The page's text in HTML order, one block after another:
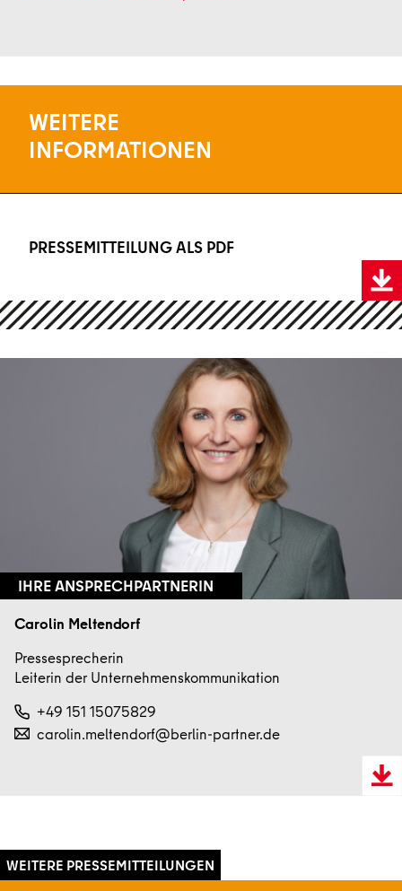
WEITERE
INFORMATIONEN
PRESSEMITTEILUNG ALS PDF
PRESSEMITTEILUNG ALS PDF
IHRE ANSPRECHPARTNERIN
Carolin Meltendorf
Pressesprecherin
Leiterin der Unternehmenskommunikation
+49 151 15075829
carolin.meltendorf@berlin-partner.de
VCard